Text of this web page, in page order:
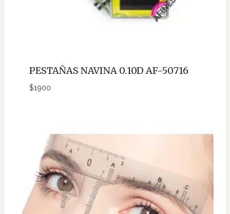
13MM0.20C
NAGARAKU
$ 2600 Sin existencias
PESTAÑAS NAVINA 0.10D AF-50716
$1900